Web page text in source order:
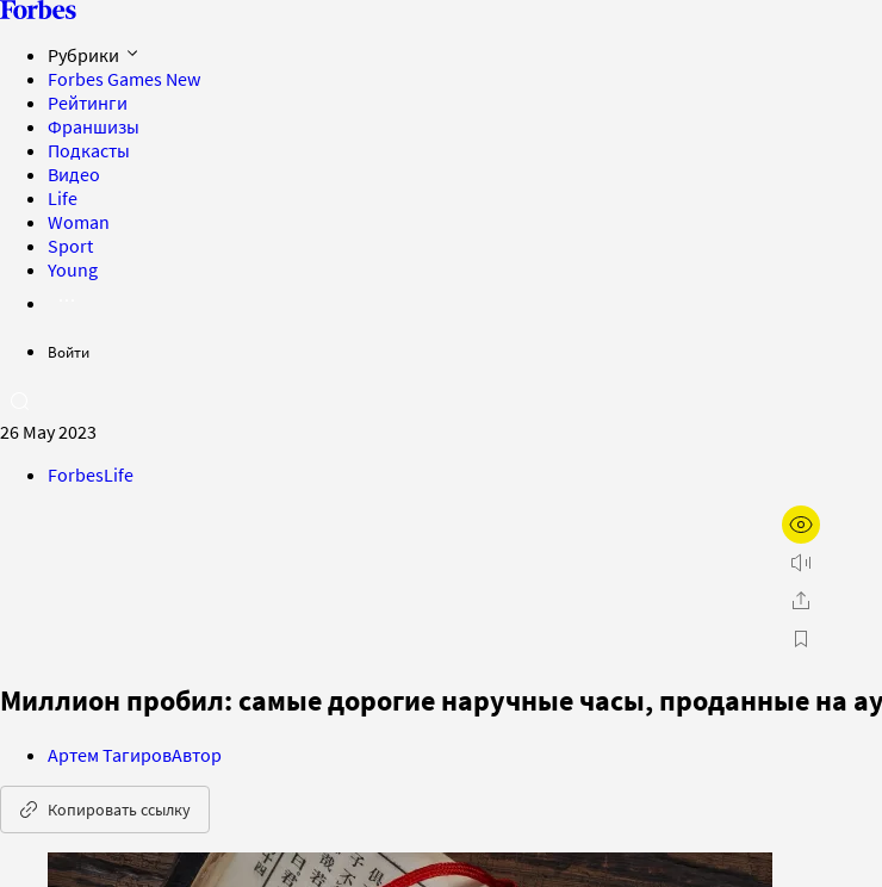
Рубрики
Forbes Games New
Рейтинги
Франшизы
Подкасты
Видео
Life
Woman
Sport
Young
Войти
26 May 2023
ForbesLife
Миллион пробил: самые дорогие наручные часы, проданные на
Артем ТагировАвтор
Копировать ссылку